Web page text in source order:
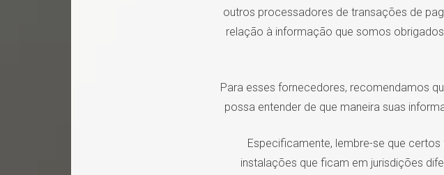
outros processadores de transações de
relação à informação que somos
Para esses fornecedores, recomendamos
possa entender de que maneira suas
Especificamente, lembre-se que
instalações que ficam em jurisdições